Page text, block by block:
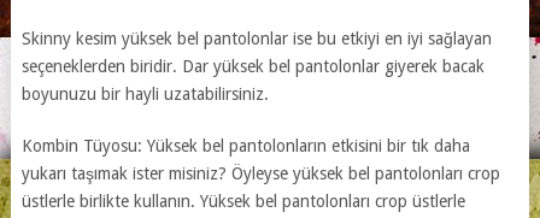
Skinny kesim yüksek bel pantolonlar ise bu etkiyi en iyi sağlayan
seçeneklerden biridir. Dar yüksek bel pantolonlar giyerek bacak
boyunuzu bir hayli uzatabilirsiniz.
Kombin Tüyosu: Yüksek bel pantolonların etkisini bir tık daha
yukarı taşımak ister misiniz? Öyleyse yüksek bel pantolonları crop
üstlerle birlikte kullanın. Yüksek bel pantolonları crop üstlerle